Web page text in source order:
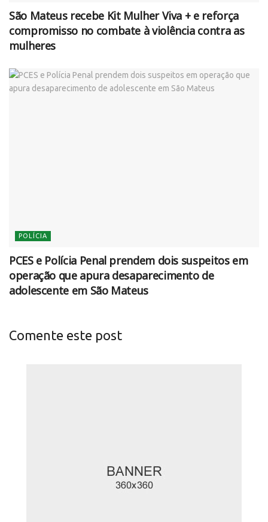
São Mateus recebe Kit Mulher Viva + e reforça
compromisso no combate à violência contra as
mulheres
POLÍCIA
PCES e Polícia Penal prendem dois suspeitos em
operação que apura desaparecimento de
adolescente em São Mateus
Comente este post